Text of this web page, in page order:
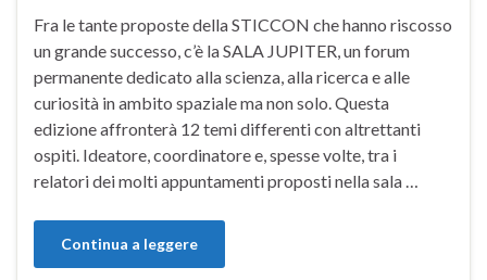
Fra le tante proposte della STICCON che hanno riscosso
un grande successo, c’è la SALA JUPITER, un forum
permanente dedicato alla scienza, alla ricerca e alle
curiosità in ambito spaziale ma non solo. Questa
edizione affronterà 12 temi differenti con altrettanti
ospiti. Ideatore, coordinatore e, spesse volte, tra i
relatori dei molti appuntamenti proposti nella sala …
Continua a leggere